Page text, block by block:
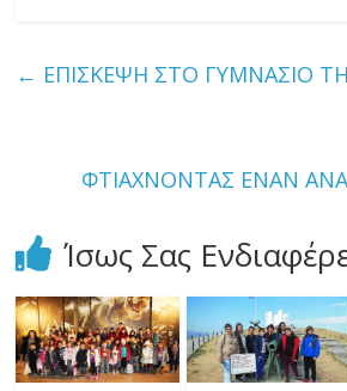
← ΕΠΙΣΚΕΨΗ ΣΤΟ ΓΥΜΝΑΣΙΟ
ΦΤΙΑΧΝΟΝΤΑΣ ΕΝΑΝ
Ίσως Σας